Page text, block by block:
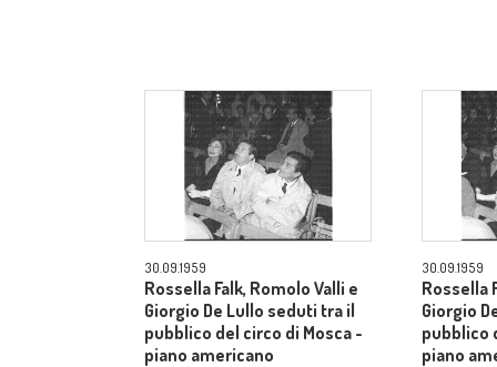
30.09.1959
Rossella Falk, Romolo Valli e
Giorgio De Lullo seduti tra il
pubblico del circo di Mosca -
piano americano
30.09.1959
Rossella
Giorgio
pubblico
piano